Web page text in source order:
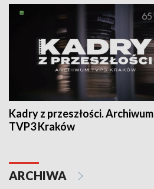
Kadry z przeszłości. Archiwum
TVP3 Kraków
ARCHIWA